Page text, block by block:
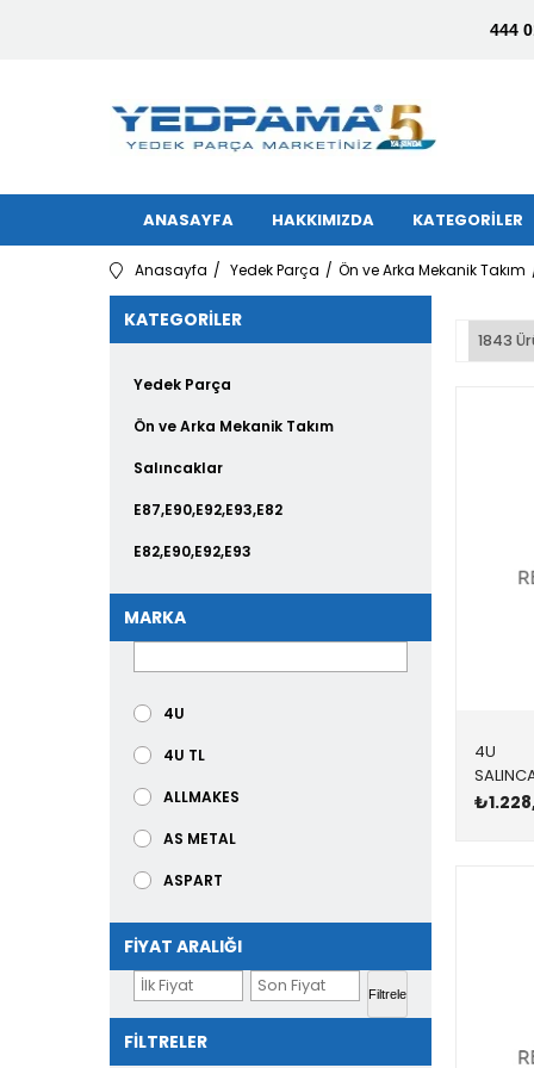
444
ANASAYFA HAKKIMIZDA KATEGORİLER
Anasayfa Yedek Parça Ön ve Arka Mekanik Takım
KATEGORILER
Yedek Parça
Ön ve Arka Mekanik Takım
Salıncaklar
E87,E90,E92,E93,E82
E82,E90,E92,E93
E60
F25,F26
E39
E38
E36
E53
E87,E90,E92,E93,E84
E70,E71
E60,E61
E63,E64,E65,E66
MARKA
4U
4U TL
ALLMAKES
AS METAL
ASPART
AYD
BGA
BLUE PRİNT
FIYAT ARALIĞI
Filtrele
FILTRELER
1843
4U